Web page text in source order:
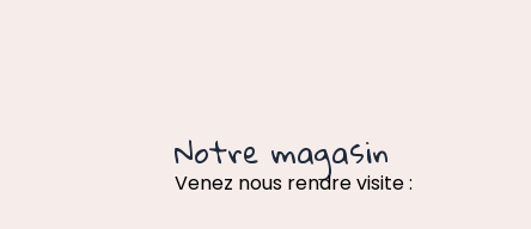
Notre magasin
Venez nous rendre visite :